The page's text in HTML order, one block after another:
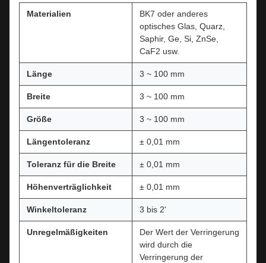
Materialien
BK7 oder anderes
optisches Glas, Quarz,
Saphir, Ge, Si, ZnSe,
CaF2 usw.
Länge 3 ~ 100 mm
Breite 3 ~ 100 mm
Größe 3 ~ 100 mm
Längentoleranz ± 0,01 mm
Toleranz für die Breite ± 0,01 mm
Höhenverträglichkeit ± 0,01 mm
Winkeltoleranz 3 bis 2'
Unregelmäßigkeiten
Der Wert der Verringerung
wird durch die
Verringerung der